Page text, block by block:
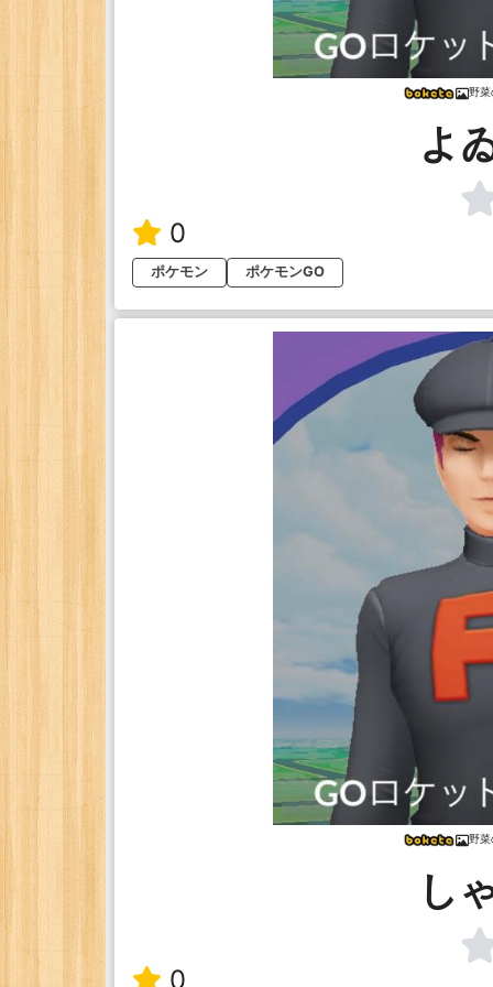
野菜
よ
0
ポケモン ポケモンGO
野菜
し
0